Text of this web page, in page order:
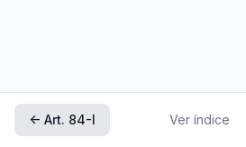
← Art. 84-I Ver índice